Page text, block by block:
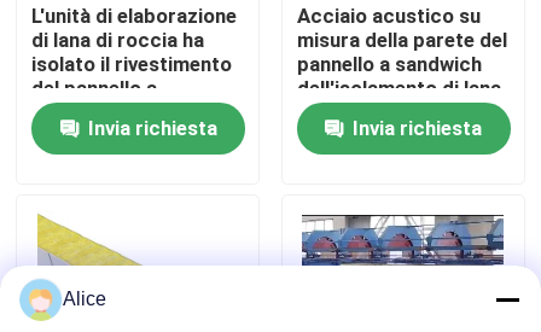
Contattici
Richieda una citazione
Magazzino di strutture in acciaio
laboratorio di strutture in acciaio
L'unità di elaborazione
di lana di roccia ha
isolato il rivestimento
del pannello a
sandwich del pannello
per il tetto e la parete
Invia richiesta
Acciaio acustico su
misura della parete del
pannello a sandwich
dell'isolamento di lana
di roccia
insonorizzato
Invia richiesta
Alice